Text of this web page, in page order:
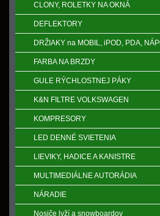
CLONY, ROLETKY NA OKNÁ
DEFLEKTORY
DRŽIAKY na MOBIL, iPOD, PDA,
FARBA NA BRZDY
GULE RÝCHLOSTNEJ PÁKY
K&N FILTRE VOLKSWAGEN
KOMPRESORY
LED DENNÉ SVIETENIA
LIEVIKY, HADICE A KANISTRE
MULTIMEDIÁLNE AUTORÁDIA
NÁRADIE
Nosiče lyží a snowboardov